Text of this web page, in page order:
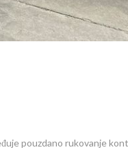
pouzdano rukovanje